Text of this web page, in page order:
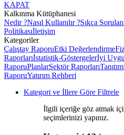
KAPAT
Kalkınma Kütüphanesi
Nedir ?Nasıl Kullanılır ?Sıkça
Politikasıİletişim
Kategoriler
Çalıştay RaporuEtki Değerlendirme
Raporlarıİstatistik-Göstergelerİyi
RaporuPlanlarSektör Raporları
RaporuYatırım Rehberi
Kategori ve İllere Göre Filtrele
İlgili içeriğe göz atmak
seçimlerinizi yapınız.